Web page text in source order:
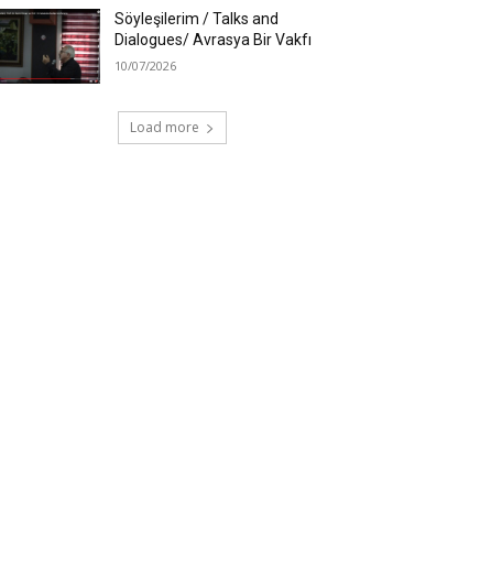
Söyleşilerim / Talks and
Dialogues/ Avrasya Bir Vakfı
10/07/2026
Load more